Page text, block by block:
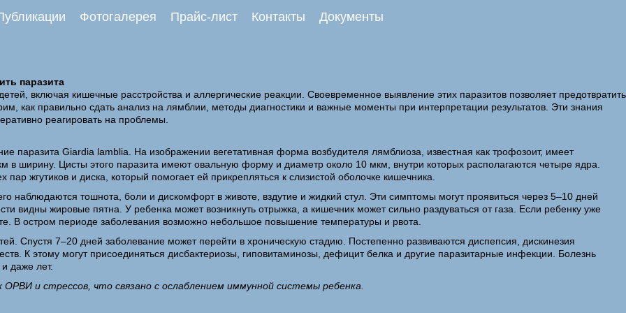
Фотогалерея Прайс-лист Контакты Документы
паразита
включая кишечные расстройства и аллергические реакции. Своевременное выявление этих паразитов позволяет предотвратить
как правильно сдать анализ на лямблии, методы диагностики и важные моменты при интерпретации результатов. Эти знания
реагировать на проблемы.
паразита Giardia lamblia. На изображении вегетативная форма возбудителя лямблиоза, известная как трофозоит, имеет
ширину. Цисты этого паразита имеют овальную форму и диаметр около 10 мкм, внутри которых располагаются четыре ядра.
жгутиков и диска, который помогает ей прикрепляться к слизистой оболочке кишечника.
наблюдаются тошнота, боли и дискомфорт в животе, вздутие и жидкий стул. Эти симптомы могут проявиться через 5–10 дней
видны жировые пятна. У ребенка может возникнуть отрыжка, а кишечник может сильно раздуваться от газа. Если ребенку уже
В остром периоде заболевания возможно небольшое повышение температуры и рвота.
Спустя 7–20 дней заболевание может перейти в хроническую стадию. Постепенно развиваются диспепсия, дискинезия
К этому могут присоединяться дисбактериозы, гиповитаминозы, дефицит белка и другие паразитарные инфекции. Болезнь
даже лет.
и стрессов, что связано с ослаблением иммунной системы ребенка.